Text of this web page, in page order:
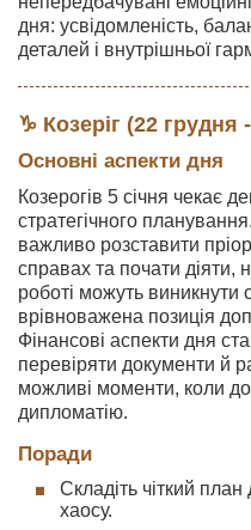
дня: усвідомленість,
деталей і внутрішньої
♑ Козеріг (22 грудня
Основні аспекти дня
Козерогів 5 січня чекає
стратегічного
важливо розставити
справах та почати
роботі можуть виникнути
врівноважена позиція
Фінансові аспекти дня
перевіряти документи й
можливі моменти, коли
дипломатію.
Поради
Складіть чіткий
хаосу.